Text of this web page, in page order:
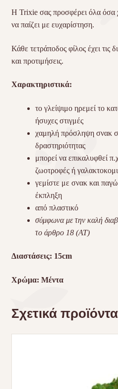
Η Trixie σας προσφέρει όλα όσα
να παίζει με ευχαρίστηση.
Κάθε τετράποδος φίλος έχει τις
και προτιμήσεις.
Χαρακτηριστικά:
το γλείψιμο ηρεμεί το
ήσυχες στιγμές
χαμηλή πρόσληψη σνακ
δραστηριότητας
μπορεί να επικαλυφθεί
ζωοτροφές ή
γεμίστε με σνακ και
έκπληξη
από πλαστικό
σύμφωνα με την καλή
το άρθρο 18 (AT)
Διαστάσεις: 15cm
Χρώμα: Μέντα
Σχετικά προϊόντα